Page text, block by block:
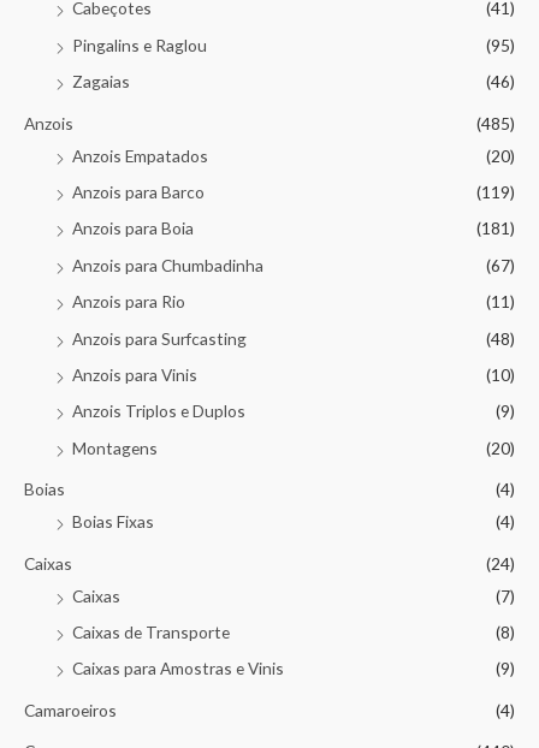
Cabeçotes
(41)
Pingalins e Raglou
(95)
Zagaias
(46)
Anzois
(485)
Anzois Empatados
(20)
Anzois para Barco
(119)
Anzois para Boia
(181)
Anzois para Chumbadinha
(67)
Anzois para Rio
(11)
Anzois para Surfcasting
(48)
Anzois para Vinis
(10)
Anzois Triplos e Duplos
(9)
Montagens
(20)
Boias
(4)
Boias Fixas
(4)
Caixas
(24)
Caixas
(7)
Caixas de Transporte
(8)
Caixas para Amostras e Vinis
(9)
Camaroeiros (4)